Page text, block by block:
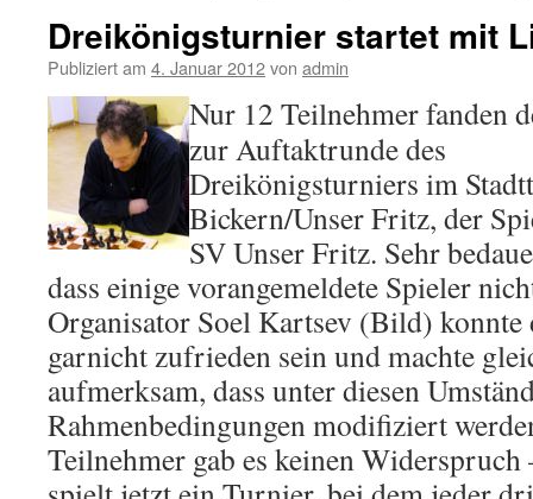
Dreikönigsturnier startet mit
Publiziert am 4. Januar 2012von admin
Nur 12 Teilnehmerfanden
zur Auftaktrunde des
Dreikönigsturniers im
Bickern/Unser Fritz, der
SV Unser Fritz. Sehr
dass einige vorangemeldete Spieler
Organisator Soel Kartsev (Bild)
garnicht zufrieden sein und machte
aufmerksam, dass unter diesen
Rahmenbedingungen modifiziert
Teilnehmer gab es keinen